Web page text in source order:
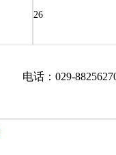
26
电话：029-